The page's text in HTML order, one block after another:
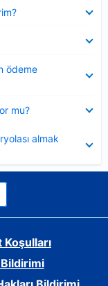
ödeme
mu?
almak
Koşulları